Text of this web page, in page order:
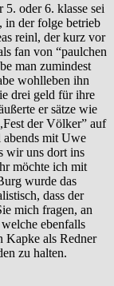
oder 6. klasse sei
in der folge betrieb
reinl, der kurz vor
fan von “paulchen
man zumindest
wohlleben ihn
drei geld für ihre
er sätze wie
der Völker” auf
mit Uwe
wir uns dort ins
möchte ich mit
wurde das
dass der
mich fragen, an
ebenfalls
Kapke als Redner
zu halten.